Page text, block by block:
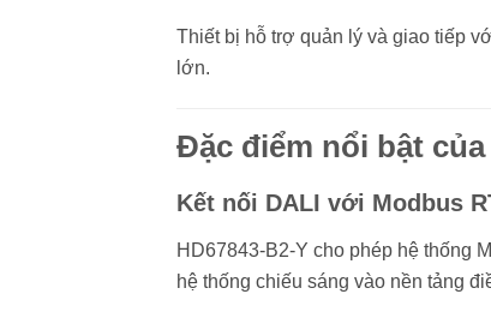
Thiết bị hỗ trợ quản lý và giao tiếp
lớn.
Đặc điểm nổi bật của
Kết nối DALI với Modbus
HD67843-B2-Y cho phép hệ thống
hệ thống chiếu sáng vào nền tảng